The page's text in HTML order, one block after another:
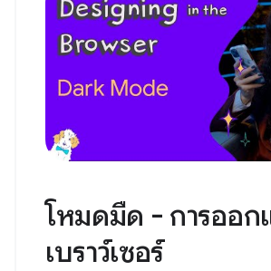
โหมดมืด - การออ
เบราว์เซอร์